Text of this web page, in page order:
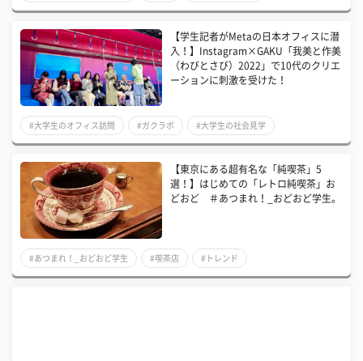
【学生記者がMetaの日本オフィスに潜
入！】Instagram×GAKU「我美と作美
（わびとさび）2022」で10代のクリエ
ーションに刺激を受けた！
#大学生のオフィス訪問 #ガクラボ #大学生の社会見学
【東京にある超有名な「純喫茶」5
選！】はじめての「レトロ純喫茶」お
どおど ＃あつまれ！_おどおど学生。
#あつまれ！_おどおど学生 #喫茶店 #トレンド